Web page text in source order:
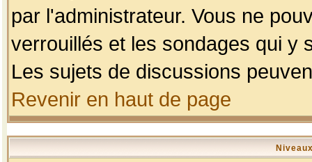
par l'administrateur. Vous ne
verrouillés et les sondages qui y
Les sujets de discussions
Revenir en haut de page